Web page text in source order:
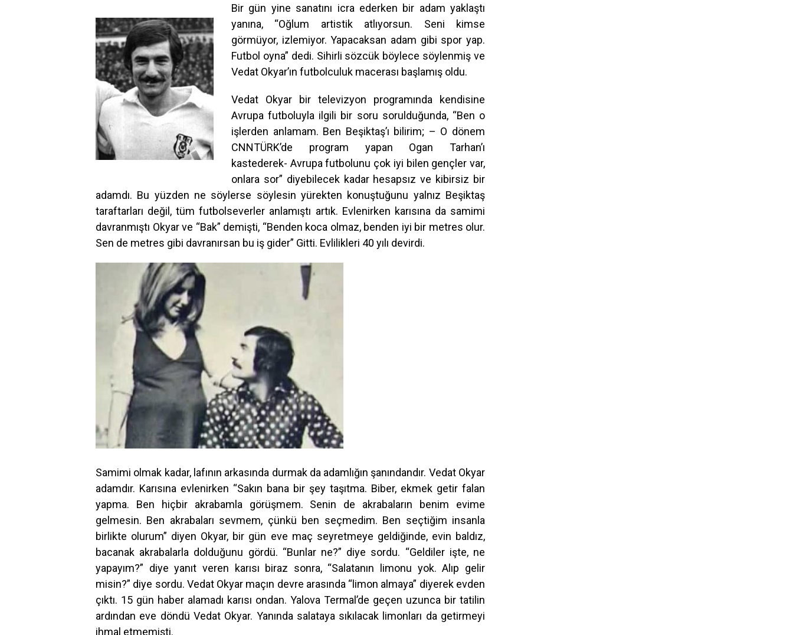
Bir gün yine sanatını icra ederken bir adam yaklaştı
yanına, “Oğlum artistik atlıyorsun. Seni kimse
görmüyor, izlemiyor. Yapacaksan adam gibi spor yap.
Futbol oyna” dedi. Sihirli sözcük böylece söylenmiş ve
Vedat Okyar’ın futbolculuk macerası başlamış oldu.
Vedat Okyar bir televizyon programında kendisine
Avrupa futboluyla ilgili bir soru sorulduğunda, “Ben o
işlerden anlamam. Ben Beşiktaş’ı bilirim; – O dönem
CNNTÜRK’de program yapan Ogan Tarhan’ı
kastederek- Avrupa futbolunu çok iyi bilen gençler var,
onlara sor” diyebilecek kadar hesapsız ve kibirsiz bir
adamdı. Bu yüzden ne söylerse söylesin yürekten konuştuğunu yalnız Beşiktaş
taraftarları değil, tüm futbolseverler anlamıştı artık. Evlenirken karısına da samimi
davranmıştı Okyar ve “Bak” demişti, “Benden koca olmaz, benden iyi bir metres olur.
Sen de metres gibi davranırsan bu iş gider” Gitti. Evlilikleri 40 yılı devirdi.
Samimi olmak kadar, lafının arkasında durmak da adamlığın şanındandır. Vedat Okyar
adamdır. Karısına evlenirken “Sakın bana bir şey taşıtma. Biber, ekmek getir falan
yapma. Ben hiçbir akrabamla görüşmem. Senin de akrabaların benim evime
gelmesin. Ben akrabaları sevmem, çünkü ben seçmedim. Ben seçtiğim insanla
birlikte olurum” diyen Okyar, bir gün eve maç seyretmeye geldiğinde, evin baldız,
bacanak akrabalarla dolduğunu gördü. “Bunlar ne?” diye sordu. “Geldiler işte, ne
yapayım?” diye yanıt veren karısı biraz sonra, “Salatanın limonu yok. Alıp gelir
misin?” diye sordu. Vedat Okyar maçın devre arasında “limon almaya” diyerek evden
çıktı. 15 gün haber alamadı karısı ondan. Yalova Termal’de geçen uzunca bir tatilin
ardından eve döndü Vedat Okyar. Yanında salataya sıkılacak limonları da getirmeyi
ihmal etmemişti.